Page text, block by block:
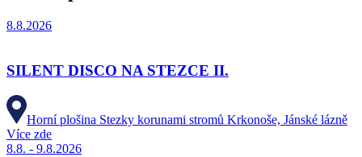
8.8.2026
SILENT DISCO NA STEZCE II.
Horní plošina Stezky korunami stromů Krkonoše, Jánské lázně
Více zde
8.8. - 9.8.2026